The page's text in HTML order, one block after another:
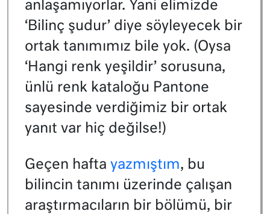
anlaşamıyorlar. Yani elimizde
‘Bilinç şudur’ diye söyleyecek bir
ortak tanımımız bile yok. (Oysa
‘Hangi renk yeşildir’ sorusuna,
ünlü renk kataloğu Pantone
sayesinde verdiğimiz bir ortak
yanıt var hiç değilse!)
Geçen hafta yazmıştım, bu
bilincin tanımı üzerinde çalışan
araştırmacıların bir bölümü, bir